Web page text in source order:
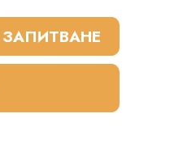
ЗАПИТВАНЕ